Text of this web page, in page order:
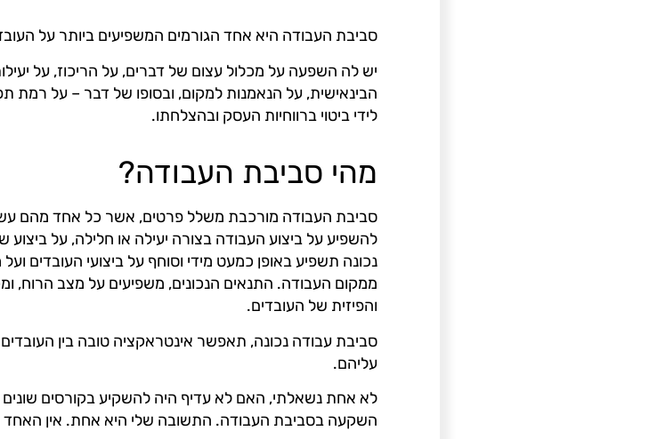
סביבת העבודה היא אחד הגורמים המשפיעים ביותר על
יש לה השפעה על מכלול עצום של דברים, על הריכוז, על
הבינאישית, על הנאמנות למקום, ובסופו של דבר – על רמת
לידי ביטוי ברווחיות העסק ובהצלחתו.
מהי סביבת העבודה?
סביבת העבודה מורכבת משלל פרטים, אשר כל אחד מהם
להשפיע על ביצוע העבודה בצורה יעילה או חלילה, על ביצוע
נכונה תשפיע באופן כמעט מידי וסוחף על ביצועי העובדים
ממקום העבודה. התנאים הנכונים, משפיעים על מצב הרוח,
והפיזית של העובדים.
סביבת עבודה נכונה, תאפשר אינטראקציה טובה בין העובדים
עליהם.
לא אחת נשאלתי, האם לא עדיף היה להשקיע בקורסים שונים
השקעה בסביבת העבודה. התשובה שלי היא אחת. אין